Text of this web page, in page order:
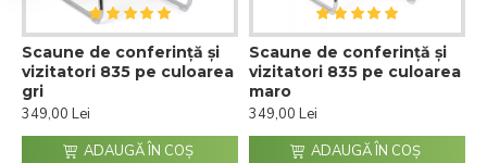
Scaune de conferință și
vizitatori 835 pe culoarea
gri
349,00 Lei
ADAUGĂ ÎN COŞ
Scaune de conferință și
vizitatori 835 pe culoarea
maro
349,00 Lei
ADAUGĂ ÎN COŞ